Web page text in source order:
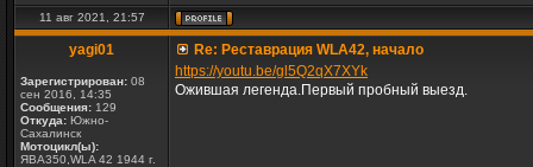
11 авг 2021, 21:57
yagi01
Зарегистрирован: 08
сен 2016, 14:35
Сообщения: 129
Откуда: Южно-
Сахалинск
Мотоцикл(ы):
ЯВА350,WLA 42 1944 г.
Re: Реставрация WLA42, начало
https://youtu.be/gl5Q2qX7XYk
Ожившая легенда.Первый пробный выезд.